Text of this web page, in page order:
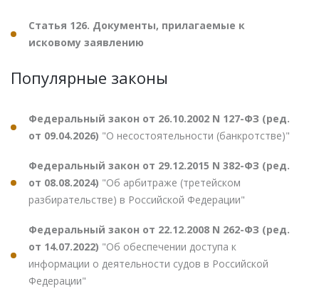
Статья 126. Документы, прилагаемые к
исковому заявлению
Популярные законы
Федеральный закон от 26.10.2002 N 127-ФЗ (ред.
от 09.04.2026) "О несостоятельности (банкротстве)"
Федеральный закон от 29.12.2015 N 382-ФЗ (ред.
от 08.08.2024) "Об арбитраже (третейском
разбирательстве) в Российской Федерации"
Федеральный закон от 22.12.2008 N 262-ФЗ (ред.
от 14.07.2022) "Об обеспечении доступа к
информации о деятельности судов в Российской
Федерации"